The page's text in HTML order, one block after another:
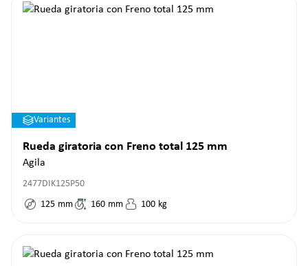
Variantes
Rueda giratoria con Freno total 125 mm
Agila
2477DIK125P50
125 mm 160 mm 100 kg